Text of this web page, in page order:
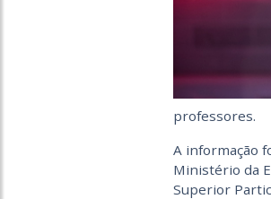
professores.
A informação
Ministério da
Superior